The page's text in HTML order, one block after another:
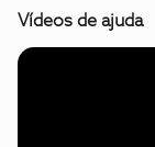
Vídeos de ajuda